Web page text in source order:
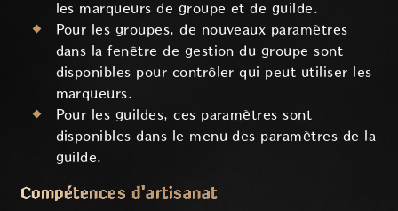
les marqueurs de groupe et de guilde.
Pour les groupes, de nouveaux paramètres
dans la fenêtre de gestion du groupe sont
disponibles pour contrôler qui peut utiliser les
marqueurs.
Pour les guildes, ces paramètres sont
disponibles dans le menu des paramètres de la
guilde.
Compétences d'artisanat